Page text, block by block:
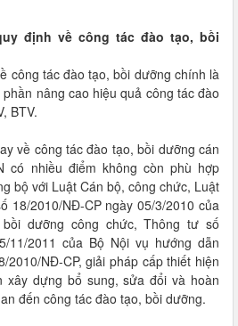
định về công tác đào tạo, bồi
công tác đào tạo, bồi dưỡng chính là
nâng cao hiệu quả công tác đào
BTV.
về công tác đào tạo, bồi dưỡng cán
có nhiều điểm không còn phù hợp
bộ với Luật Cán bộ, công chức, Luật
18/2010/NĐ-CP ngày 05/3/2010 của
dưỡng công chức, Thông tư số
11/2011 của Bộ Nội vụ hướng dẫn
2010/NĐ-CP, giải pháp cấp thiết hiện
xây dựng bổ sung, sửa đổi và hoàn
đến công tác đào tạo, bồi dưỡng.